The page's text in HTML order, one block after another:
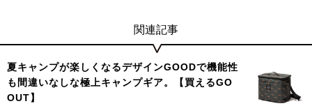
関連記事
夏キャンプが楽しくなるデザインGOODで機能性
も間違いなしな極上キャンプギア。【買えるGO
OUT】